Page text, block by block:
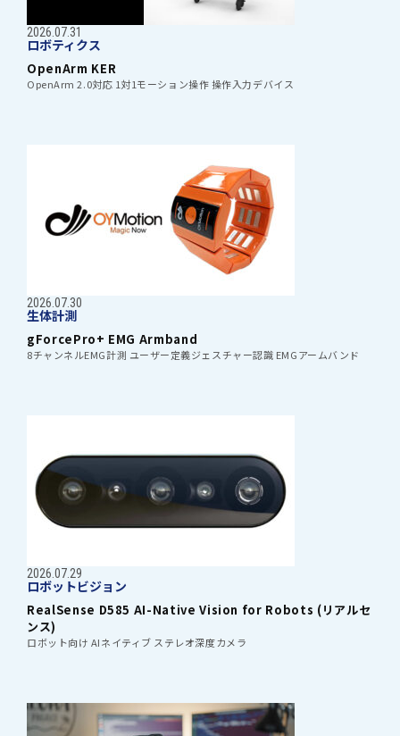
2026.07.31
ロボティクス
OpenArm KER
OpenArm 2.0対応 1対1モーション操作 操作入力デバイス
2026.07.30
生体計測
gForcePro+ EMG Armband
8チャンネルEMG計測 ユーザー定義ジェスチャー認識 EMGアームバンド
2026.07.29
ロボットビジョン
RealSense D585 AI-Native Vision for Robots (リアルセ
ンス)
ロボット向け AIネイティブ ステレオ深度カメラ